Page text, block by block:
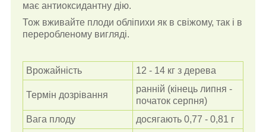
має антиоксидантну дію.
Тож вживайте плоди обліпихи як в свіжому, так і в
переробленому вигляді.
Врожайність 12 - 14 кг з дерева
Термін дозрівання
ранній (кінець липня -
початок серпня)
Вага плоду
досягають 0,77 - 0,81 г